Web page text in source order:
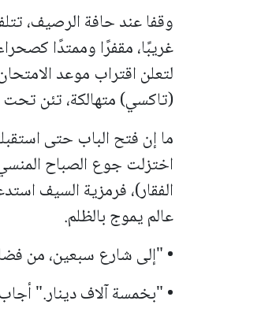
وقفا عند حافة الرصيف،
غريبًا، مقفرًا وممتدًا
لتعلن اقتراب موعد
(تاكسي) متهالكة، تئن تحت
ما إن فتح الباب حتى
اختزلت جوع الصباح
الفقار)، فرمزية السيف
عالم يموج بالظلم.
• "إلى شارع سبعين، من
• "بخمسة آلاف دينار."